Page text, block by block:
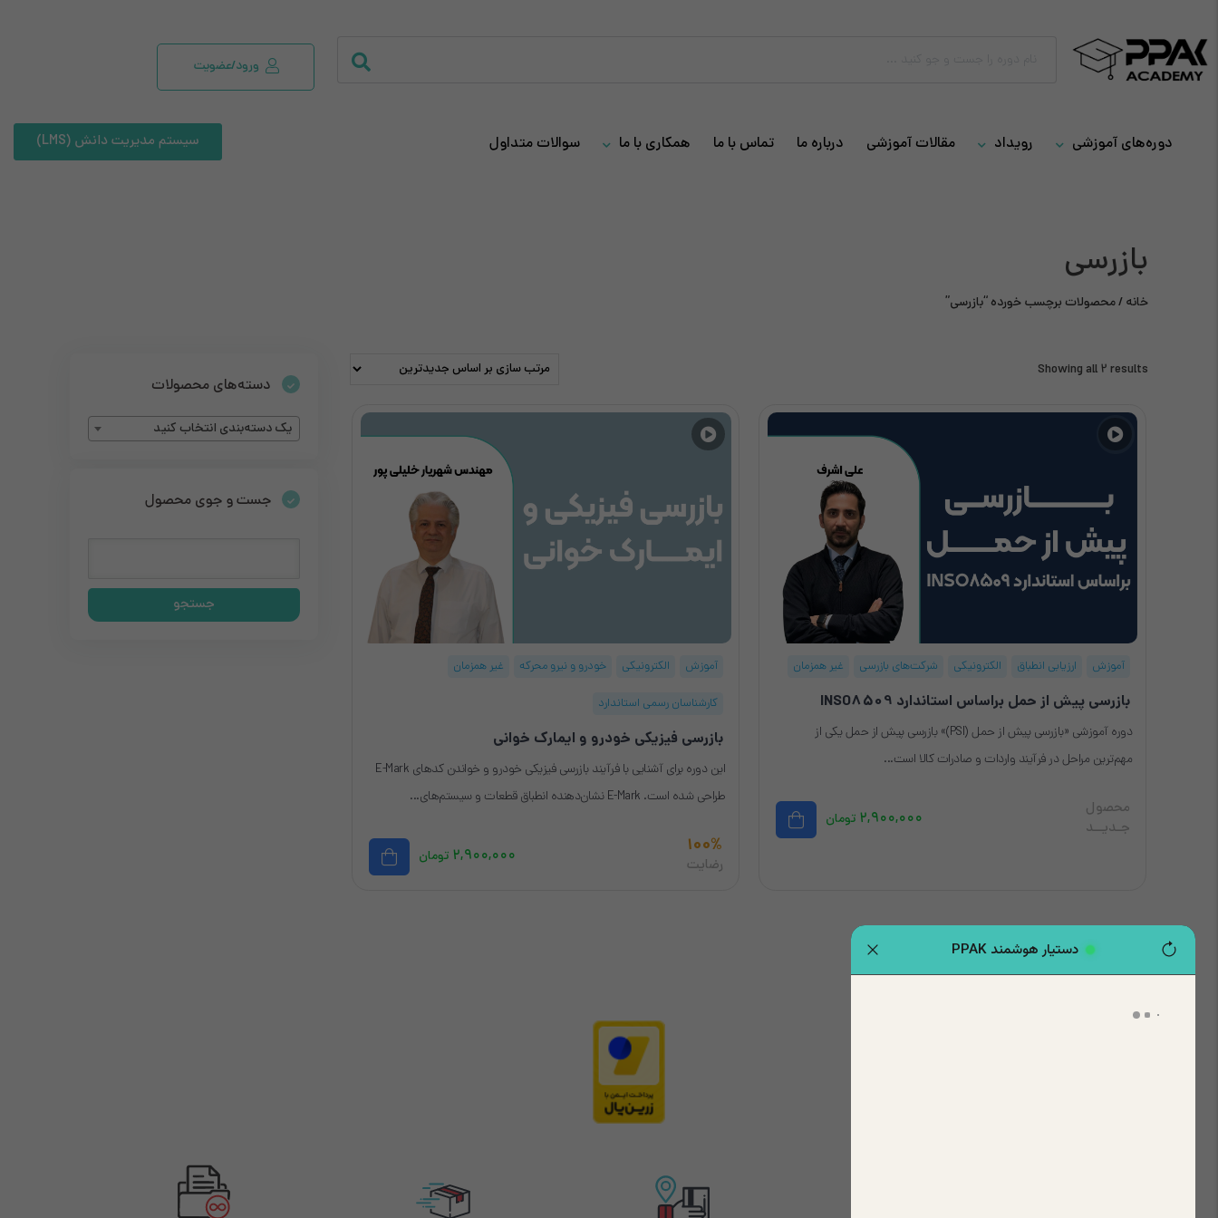
ورود/عضویت
دوره‌های آموزشی رویداد مقالات آموزشی درباره ما تماس با ما همکاری با ما سوالات متداول سیستم مدیریت دانش (LMS)
بازرسی
خانه/ محصولات برچسب خورده “بازرسی”
Showing all 2 results
آموزش ارزیابی انطباق الکترونیکی شرکت‌های بازرسی غیر همزمان
بازرسی پیش از حمل براساس استاندارد INSO8509
دوره آموزشی «بازرسی پیش از حمل (PSI)» بازرسی پیش از حمل یکی از
مهم‌ترین مراحل در فرآیند واردات و صادرات کالا است...
محصول
جـدیــد
۲,۹۰۰,۰۰۰ تومان
دستیار هوشمند PPAK
آموزش الکترونیکی خودرو و نیرو محرکه غیر همزمان
کارشناسان رسمی استاندارد
بازرسی فیزیکی خودرو و ایمارک خوانی
این دوره برای آشنایی با فرآیند بازرسی فیزیکی خودرو و خواندن کدهای E-Mark
طراحی شده است. E-Mark نشان‌دهنده انطباق قطعات و سیستم‌های...
100%
رضایت ۲,۹۰۰,۰۰۰ تومان
دسته‌های محصولات
یک دسته‌بندی انتخاب کنید
جست و جوی محصول